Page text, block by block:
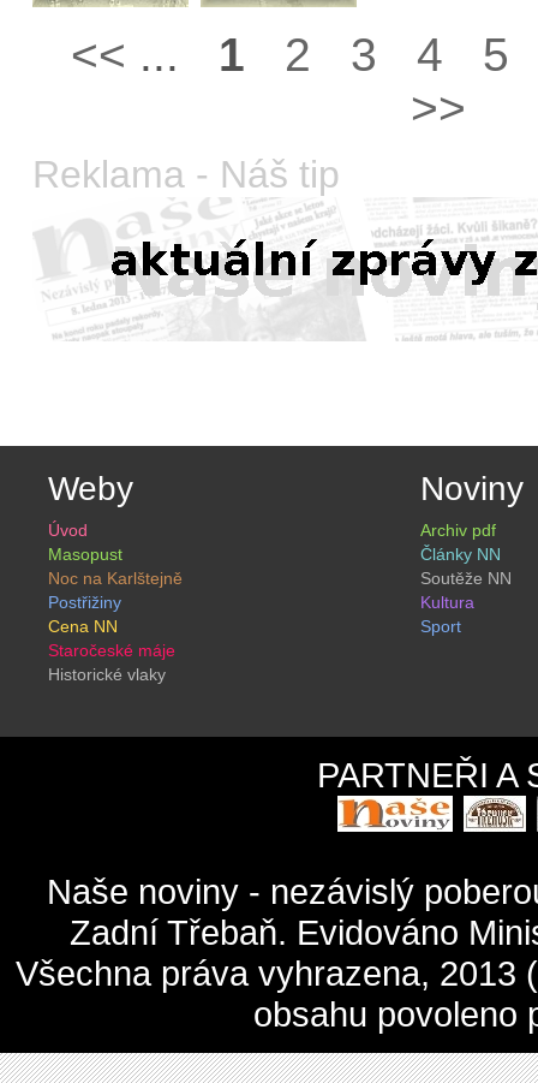
<< ... 1 2 3 4 5
>>
Reklama - Náš tip
Weby
Úvod
Masopust
Noc na Karlštejně
Postřižiny
Cena NN
Staročeské máje
Historické vlaky
Noviny
Archiv pdf
Články NN
Soutěže NN
Kultura
Sport
PARTNEŘI A
Naše noviny - nezávislý
Zadní Třebaň. Evidováno
Všechna práva vyhrazena,
obsahu povoleno